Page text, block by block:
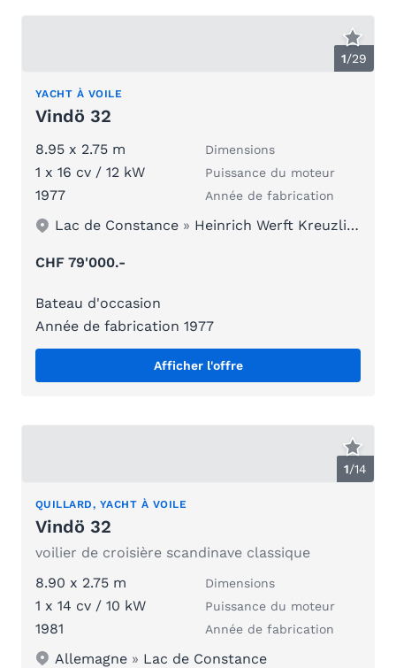
1/29
YACHT À VOILE
Vindö 32
8.95 x 2.75 m Dimensions
1 x 16 cv / 12 kW Puissance du moteur
1977 Année de fabrication
Lac de Constance » Heinrich Werft Kreuzlingen
CHF 79'000.-
Bateau d'occasion
Année de fabrication 1977
Afficher l'offre
1/14
QUILLARD, YACHT À VOILE
Vindö 32
voilier de croisière scandinave classique
8.90 x 2.75 m
Dimensions
1 x 14 cv / 10 kW Puissance du moteur
1981 Année de fabrication
Allemagne » Lac de Constance